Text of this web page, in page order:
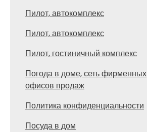
Пилот, автокомплекс
Пилот, автокомплекс
Пилот, гостиничный комплекс
Погода в доме, сеть фирменных
офисов продаж
Политика конфиденциальности
Посуда в дом